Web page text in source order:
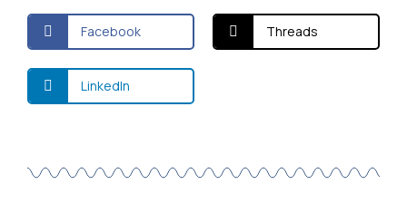
Facebook Threads
LinkedIn